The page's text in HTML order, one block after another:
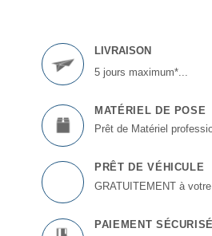
LIVRAISON
5 jours maximum*...
MATÉRIEL DE POSE
Prêt de Matériel
PRÊT DE VÉHICULE
GRATUITEMENT à
PAIEMENT SÉCURISÉ